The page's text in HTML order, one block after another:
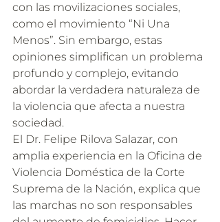
con las movilizaciones sociales,
como el movimiento “Ni Una
Menos”. Sin embargo, estas
opiniones simplifican un problema
profundo y complejo, evitando
abordar la verdadera naturaleza de
la violencia que afecta a nuestra
sociedad.
El Dr. Felipe Rilova Salazar, con
amplia experiencia en la Oficina de
Violencia Doméstica de la Corte
Suprema de la Nación, explica que
las marchas no son responsables